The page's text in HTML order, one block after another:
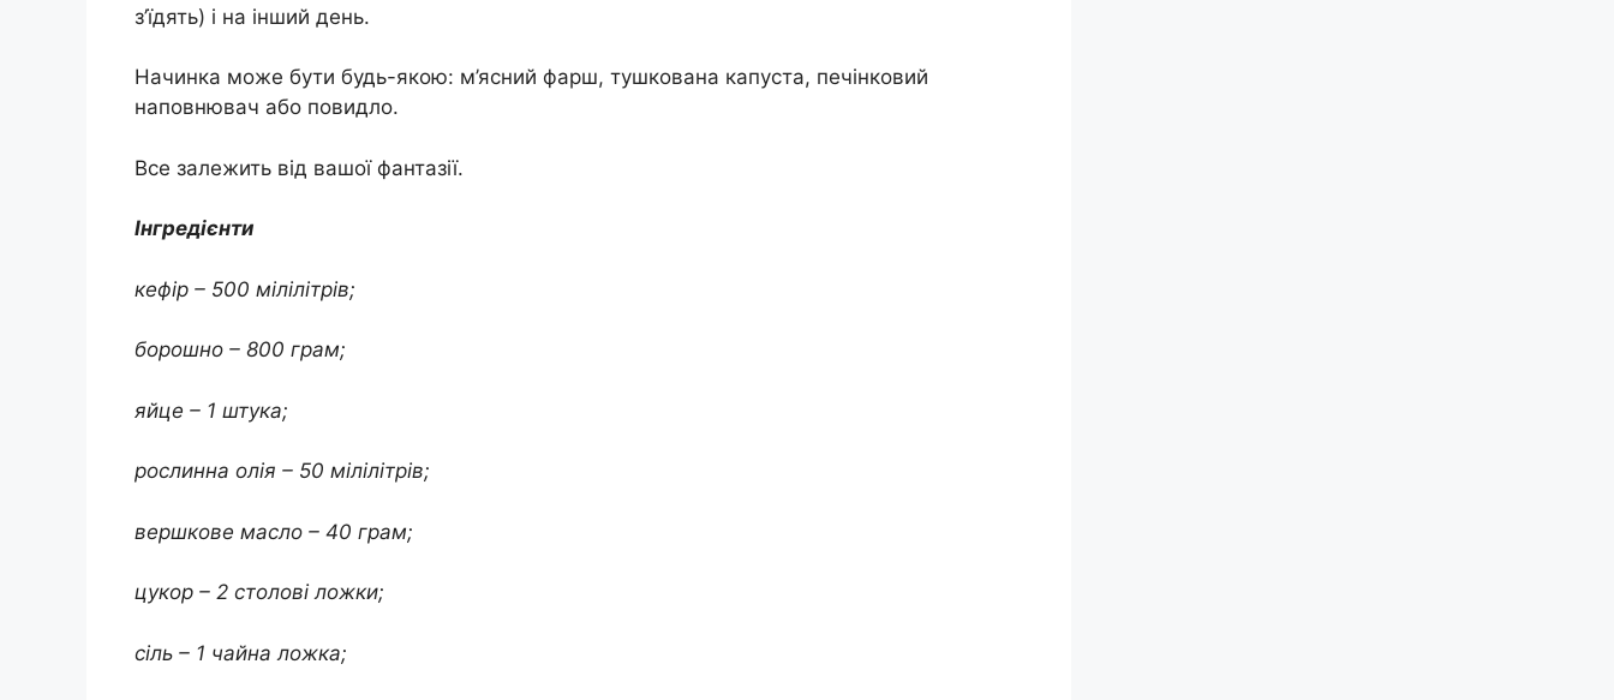
з’їдять) і на інший день.
Начинка може бути будь-якою: м’ясний фарш, тушкована капуста, печінковий
наповнювач або повидло.
Все залежить від вашої фантазії.
Інгредієнти
кефір – 500 мілілітрів;
борошно – 800 грам;
яйце – 1 штука;
рослинна олія – 50 мілілітрів;
вершкове масло – 40 грам;
цукор – 2 столові ложки;
сіль – 1 чайна ложка;